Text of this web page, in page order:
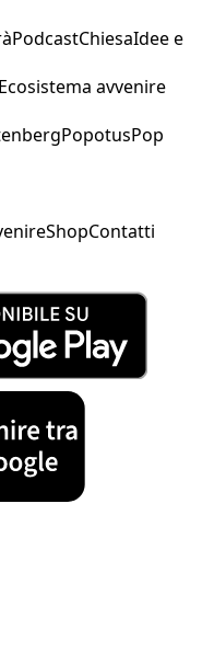
PodcastChiesaIdee e
Ecosistema avvenire
PopotusPop
ShopContatti